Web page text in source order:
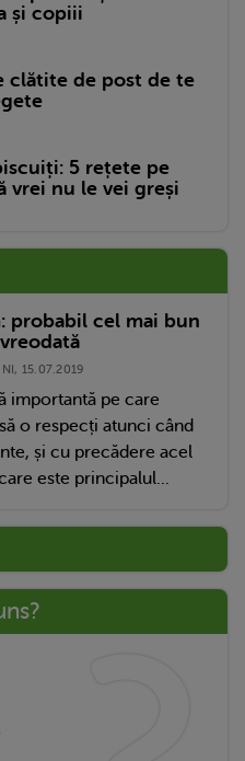
și copiii
clătite de post de te
5 rețete pe
vrei nu le vei greși
probabil cel mai bun
15.07.2019
importantă pe care
o respecți atunci când
și cu precădere acel
este principalul...